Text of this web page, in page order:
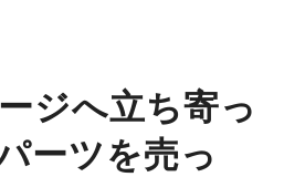
ジへ立ち寄っ
ーツを売っ